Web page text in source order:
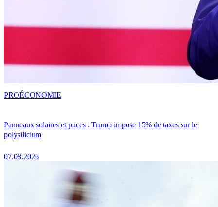
Panneaux solaires et puces : Trump impose 15% de taxes sur le
polysilicium
07.08.2026
PROÉCONOMIE